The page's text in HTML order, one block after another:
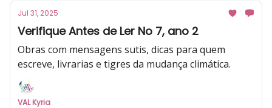
Jul 31, 2025
Verifique Antes de Ler No 7, ano 2
Obras com mensagens sutis, dicas para quem
escreve, livrarias e tigres da mudança climática.
VAL Kyria